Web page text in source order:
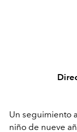
Un seguimiento
niño de nueve